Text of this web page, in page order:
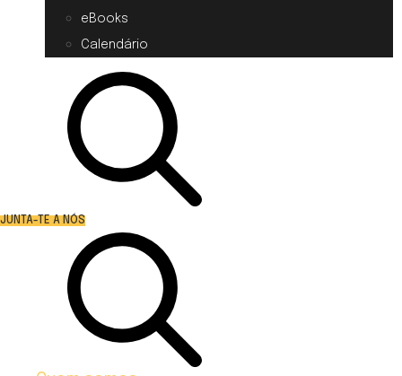
eBooks
Calendário
JUNTA-TE A NÓS